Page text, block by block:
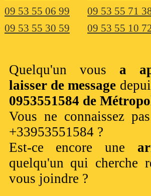
09 53 55 06 99
09 53 55 71
09 53 55 30 59
09 53 55 10 72
Quelqu'un vous a
laisser de message
0953551584 de
Vous ne connaissez
+33953551584 ?
Est-ce encore une
quelqu'un qui cherche
vous joindre ?